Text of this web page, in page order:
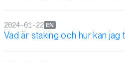
Vad är staking och hur kan jag
EN
2024-01-22